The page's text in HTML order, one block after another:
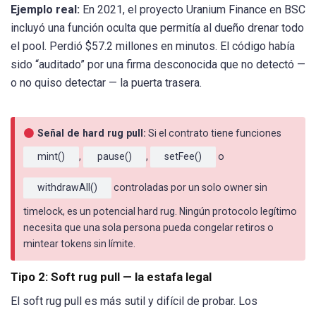
Ejemplo real: En 2021, el proyecto Uranium Finance en BSC
incluyó una función oculta que permitía al dueño drenar todo
el pool. Perdió $57.2 millones en minutos. El código había
sido “auditado” por una firma desconocida que no detectó —
o no quiso detectar — la puerta trasera.
Señal de hard rug pull: Si el contrato tiene funciones
mint() , pause() , setFee() o
withdrawAll() controladas por un solo owner sin
timelock, es un potencial hard rug. Ningún protocolo legítimo
necesita que una sola persona pueda congelar retiros o
mintear tokens sin límite.
Tipo 2: Soft rug pull — la estafa legal
El soft rug pull es más sutil y difícil de probar. Los